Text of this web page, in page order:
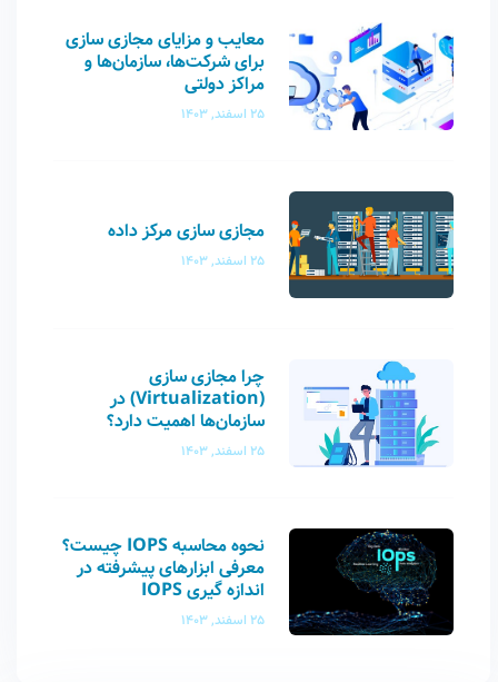
معایب و مزایای مجازی سازی
برای شرکت‌ها، سازمان‌ها و
مراکز دولتی
25 اسفند, 1403
مجازی سازی مرکز داده
25 اسفند, 1403
چرا مجازی‌ سازی
(Virtualization) در
سازمان‌ها اهمیت دارد؟
25 اسفند, 1403
نحوه محاسبه IOPS چیست؟
معرفی ابزارهای پیشرفته در
اندازه گیری IOPS
25 اسفند, 1403